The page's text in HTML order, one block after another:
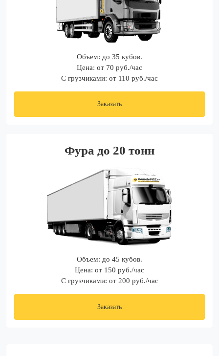
Объем: до 35 кубов.
Цена: от 70 руб./час
С грузчиками: от 110 руб./час
Заказать
Фура до 20 тонн
Объем: до 45 кубов.
Цена: от 150 руб./час
С грузчиками: от 200 руб./час
Заказать